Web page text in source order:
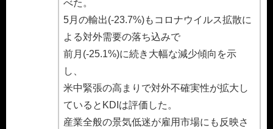
べた。
5月の輸出(-23.7%)もコロナウイルス拡散に
よる対外需要の落ち込みで
前月(-25.1%)に続き大幅な減少傾向を示
し、
米中緊張の高まりで対外不確実性が拡大し
ているとKDIは評価した。
産業全般の景気低迷が雇用市場にも反映さ